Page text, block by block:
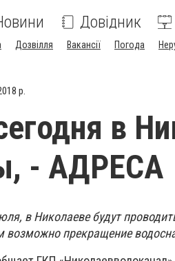
Довідник
Дозвілля Вакансії Погода
р.
в
- АДРЕСА
в Николаеве будут
возможно прекращение